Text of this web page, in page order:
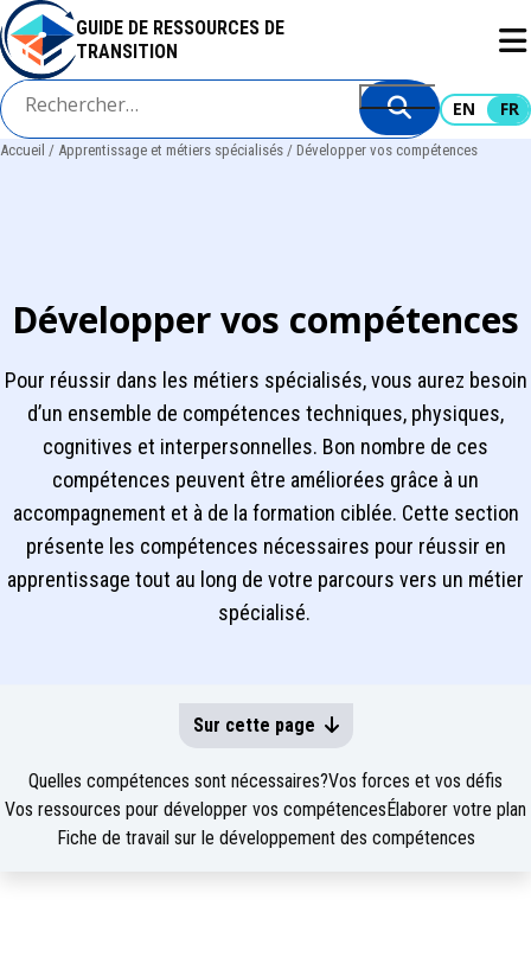
Aller
au
contenu
principal
GUIDE DE RESSOURCES DE
TRANSITION
EN FR
Accueil Apprentissage et métiers spécialisés Développer vos compétences
Développer vos compétences
Pour réussir dans les métiers spécialisés, vous aurez besoin
d’un ensemble de compétences techniques, physiques,
cognitives et interpersonnelles. Bon nombre de ces
compétences peuvent être améliorées grâce à un
accompagnement et à de la formation ciblée. Cette section
présente les compétences nécessaires pour réussir en
apprentissage tout au long de votre parcours vers un métier
spécialisé.
Sur cette page
Quelles compétences sont nécessaires?Vos forces et vos défis
Vos ressources pour développer vos compétences Élaborer votre plan
Fiche de travail sur le développement des compétences